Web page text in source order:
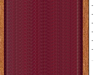
-
-
-
-
-
-